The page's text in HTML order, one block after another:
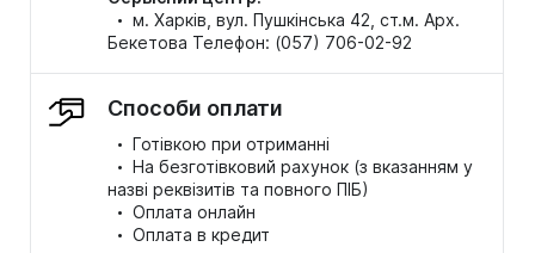
· м. Харків, вул. Пушкінська 42, ст.м. Арх.
Бекетова Телефон: (057) 706-02-92
Способи оплати
· Готівкою при отриманні
· На безготівковий рахунок (з вказанням у
назві реквізитів та повного ПІБ)
· Оплата онлайн
· Оплата в кредит